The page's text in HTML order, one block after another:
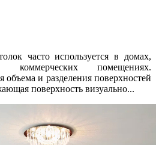
часто используется в домах,
коммерческих помещениях.
объема и разделения поверхностей
поверхность визуально...